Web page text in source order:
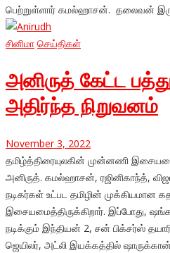
பெற்றுள்ளார் கமல்ஹாசன். தலைவன்
சினிமா செய்திகள்
அனிருத் கேட்ட
அதிர்ந்த நிறுவனம்
November 3, 2022
தமிழ்த்திரையுலகின் முன்னணி
அனிருத். கமல்ஹாசன், ரஜினிகாந்த்,
நடிகர்கள் உட்பட தமிழின் முக்கியமான
இசையமைத்திருக்கிறார். இப்போது,
நடிக்கும் இந்தியன் 2, சன் பிக்சர்ஸ்
ஜெயிலர், அட்லி இயக்கத்தில்